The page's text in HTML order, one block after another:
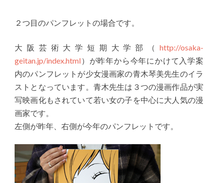
２つ目のパンフレットの場合です。
大阪芸術大学短期大学部（ http://osaka-
geitan.jp/index.html）が昨年から今年にかけて入学案
内のパンフレットが少女漫画家の青木琴美先生のイラ
ストとなっています。青木先生は３つの漫画作品が実
写映画化もされていて若い女の子を中心に大人気の漫
画家です。
左側が昨年、右側が今年のパンフレットです。